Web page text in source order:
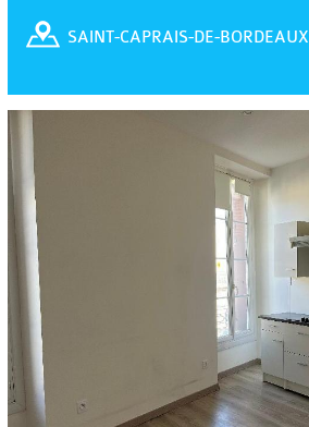
SAINT-CAPRAIS-DE-BORDEAUX